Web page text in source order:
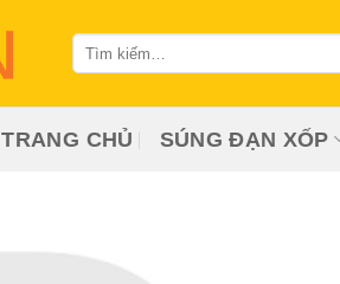
Tìm
kiếm:
TRANG CHỦ SÚNG ĐẠN XỐP